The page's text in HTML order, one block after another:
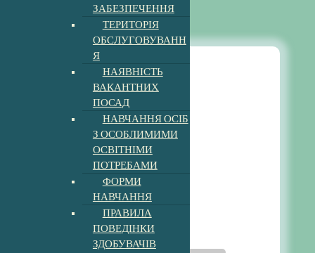
дистанційне навчання
Методична робота
Новини
Опублікованоadmin
4:53 pm 24, Лют, 2025
ЗАБЕЗПЕЧЕННЯ
ТЕРИТОРІЯ
ОБСЛУГОВУВАНН
Я
НАЯВНІСТЬ
ВАКАНТНИХ
ПОСАД
НАВЧАННЯ ОСІБ
З ОСОБЛИМИМИ
ОСВІТНІМИ
ПОТРЕБАМИ
ФОРМИ
НАВЧАННЯ
ПРАВИЛА
ПОВЕДІНКИ
ЗДОБУВАЧІВ